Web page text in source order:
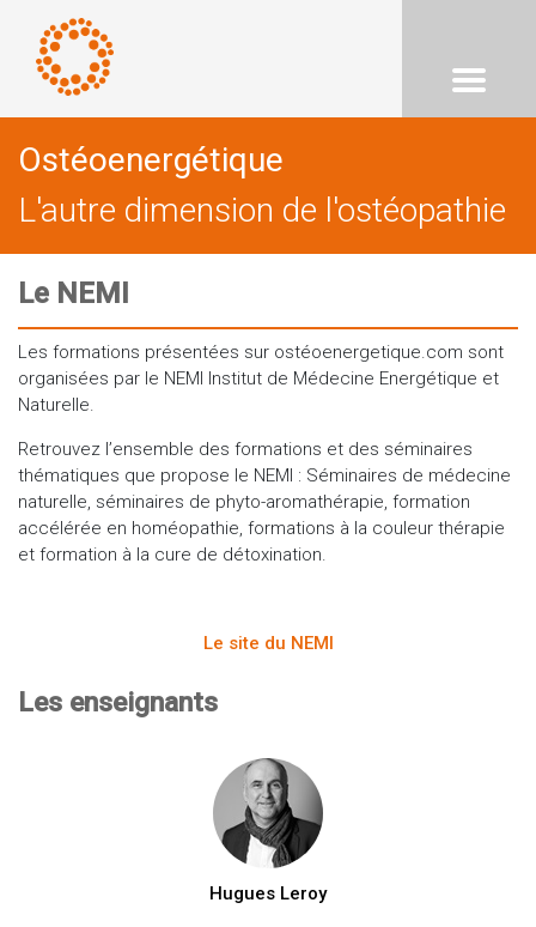
Ostéoenergétique
L'autre dimension de l'ostéopathie
Les enseignants
Hugues Leroy
Le NEMI
Les formations présentées sur ostéoenergetique.com sont
organisées par le NEMI Institut de Médecine Energétique et
Naturelle.
Retrouvez l’ensemble des formations et des séminaires
thématiques que propose le NEMI : Séminaires de médecine
naturelle, séminaires de phyto-aromathérapie, formation
accélérée en homéopathie, formations à la couleur thérapie
et formation à la cure de détoxination.
Le site du NEMI